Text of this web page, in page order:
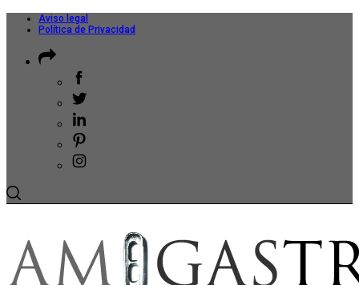
Aviso legal
Política de Privacidad